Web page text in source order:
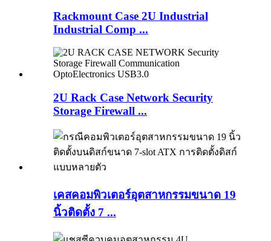
Rackmount Case 2U Industrial
Industrial Comp ...
2U Rack Case Network Security
Storage Firewall ...
เคสคอมพิวเตอร์อุตสาหกรรมขนาด 19
นิ้วติดตั้ง 7 ...